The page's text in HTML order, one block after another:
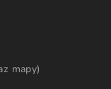
mapy)